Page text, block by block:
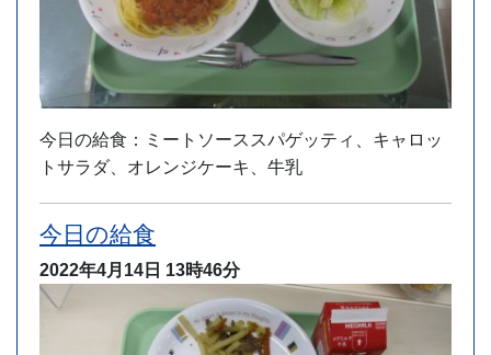
今日の給食：ミートソーススパゲッティ、キャロッ
トサラダ、オレンジケーキ、牛乳
今日の給食
2022年4月14日 13時46分